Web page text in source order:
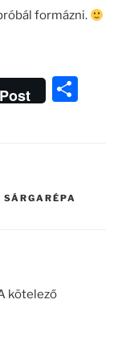
formázni.
Post
SÁRGARÉPA
kötelező